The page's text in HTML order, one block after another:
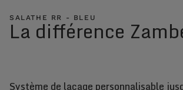
SALATHE RR - BLEU
La différence
Système de laçage personnalisable